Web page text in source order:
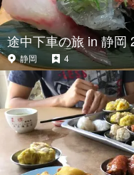
途中下車の旅 in 静岡
静岡 4